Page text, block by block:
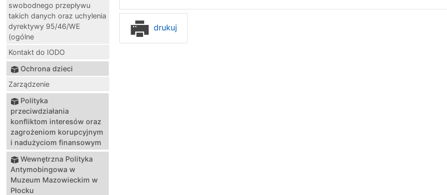
swobodnego przepływu
takich danych oraz uchylenia
dyrektywy 95/46/WE
(ogólne
Kontakt do IODO
Ochrona dzieci
Zarządzenie
Polityka
przeciwdziałania
konfliktom interesów oraz
zagrożeniom korupcyjnym
i nadużyciom finansowym
Wewnętrzna Polityka
Antymobingowa w
Muzeum Mazowieckim w
Płocku
drukuj